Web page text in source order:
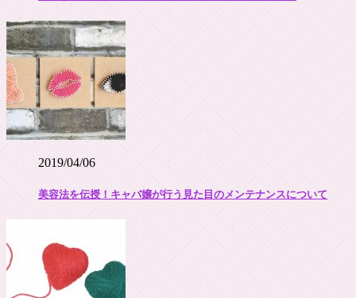
2019/04/06
美容法を伝授！キャバ嬢が行う見た目のメンテナンスについて